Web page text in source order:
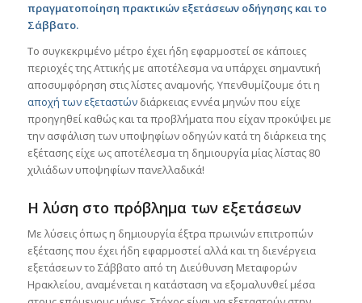
πραγματοποίηση πρακτικών εξετάσεων οδήγησης και το
Σάββατο.
Το συγκεκριμένο μέτρο έχει ήδη εφαρμοστεί σε κάποιες
περιοχές της Αττικής με αποτέλεσμα να υπάρχει σημαντική
αποσυμφόρηση στις λίστες αναμονής. Υπενθυμίζουμε ότι η
αποχή των εξεταστώνδιάρκειας εννέα μηνών που είχε
προηγηθεί καθώς και τα προβλήματα που είχαν προκύψει με
την ασφάλιση των υποψηφίων οδηγών κατά τη διάρκεια της
εξέτασης είχε ως αποτέλεσμα τη δημιουργία μίας λίστας 80
χιλιάδων υποψηφίων πανελλαδικά!
Η λύση στο πρόβλημα των εξετάσεων
Με λύσεις όπως η δημιουργία έξτρα πρωινών επιτροπών
εξέτασης που έχει ήδη εφαρμοστεί αλλά και τη διενέργεια
εξετάσεων το Σάββατο από τη Διεύθυνση Μεταφορών
Ηρακλείου, αναμένεται η κατάσταση να εξομαλυνθεί μέσα